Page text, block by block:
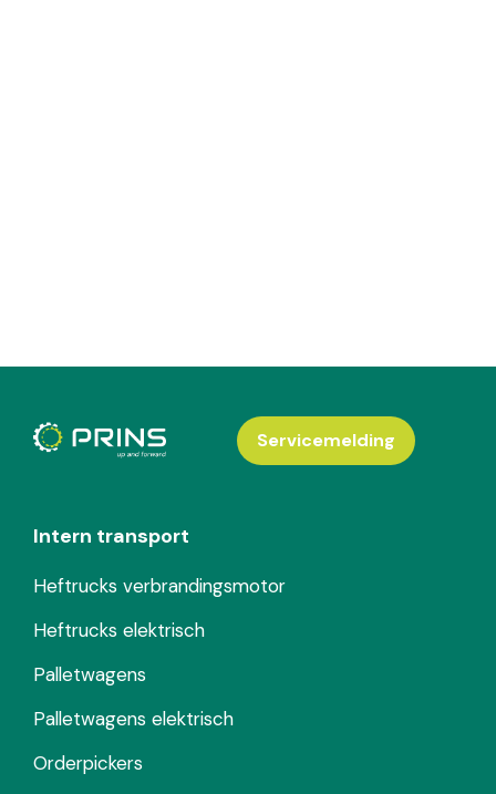
Intern transport
Heftrucks verbrandingsmotor
Heftrucks elektrisch
Palletwagens
Palletwagens elektrisch
Orderpickers
Servicemelding